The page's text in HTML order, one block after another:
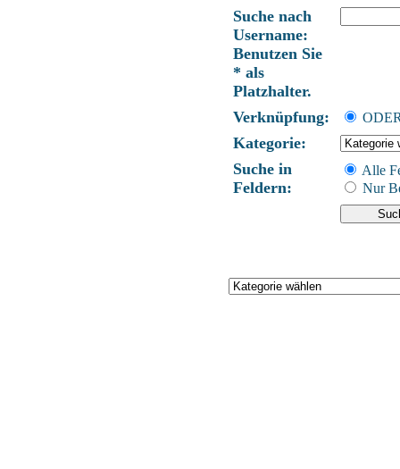
Suche nach
Username:
Benutzen Sie
* als
Platzhalter.
Verknüpfung:
Kategorie:
Suche in
Feldern:
Alle
Nur